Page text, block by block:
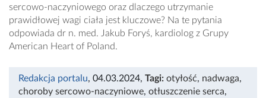
sercowo-naczyniowego oraz dlaczego utrzymanie
prawidłowej wagi ciała jest kluczowe? Na te pytania
odpowiada dr n. med. Jakub Foryś, kardiolog z Grupy
American Heart of Poland.
Redakcja portalu, 04.03.2024, Tagi: otyłość, nadwaga,
choroby sercowo-naczyniowe, otłuszczenie serca,